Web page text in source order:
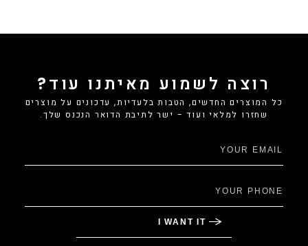
רוצה לשמוע מאיתנו עוד?
כל המוצרים החדשים, הטבות בלעדיות, עדכונים על מוצרים
שחזרו למלאי ועוד - ישר לתיבת הדואר הנכנס שלך.